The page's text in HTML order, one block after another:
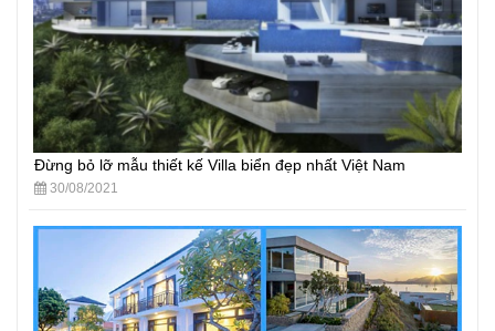
Đừng bỏ lỡ mẫu thiết kế Villa biển đẹp nhất Việt Nam
30/08/2021